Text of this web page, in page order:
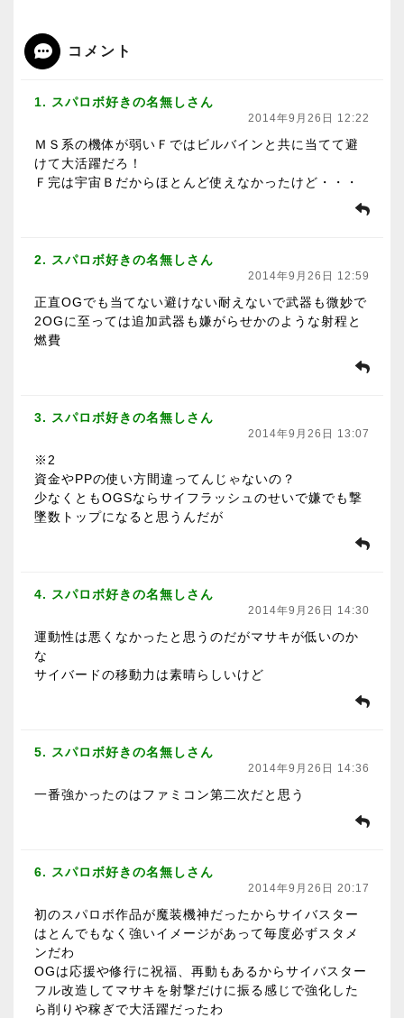
コメント
1. スパロボ好きの名無しさん
2014年9月26日 12:22
ＭＳ系の機体が弱いＦではビルバインと共に当てて避
けて大活躍だろ！
Ｆ完は宇宙Ｂだからほとんど使えなかったけど・・・
2. スパロボ好きの名無しさん
2014年9月26日 12:59
正直OGでも当てない避けない耐えないで武器も微妙で
2OGに至っては追加武器も嫌がらせかのような射程と
燃費
3. スパロボ好きの名無しさん
2014年9月26日 13:07
※2
資金やPPの使い方間違ってんじゃないの？
少なくともOGSならサイフラッシュのせいで嫌でも撃
墜数トップになると思うんだが
4. スパロボ好きの名無しさん
2014年9月26日 14:30
運動性は悪くなかったと思うのだがマサキが低いのか
な
サイバードの移動力は素晴らしいけど
5. スパロボ好きの名無しさん
2014年9月26日 14:36
一番強かったのはファミコン第二次だと思う
6. スパロボ好きの名無しさん
2014年9月26日 20:17
初のスパロボ作品が魔装機神だったからサイバスター
はとんでもなく強いイメージがあって毎度必ずスタメ
ンだわ
OGは応援や修行に祝福、再動もあるからサイバスター
フル改造してマサキを射撃だけに振る感じで強化した
ら削りや稼ぎで大活躍だったわ